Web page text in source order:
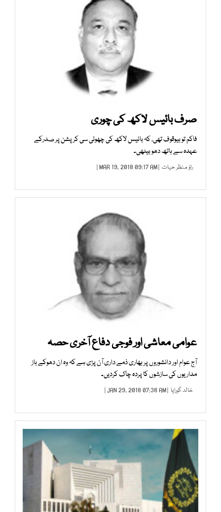
صرف بائیس لاکھ کی چوری
فاکم تو بیوقوف تھی، کہ بائیس لاکھ کی چھوٹی سی کرپشن پر صدرکے
عہدہ سے ہاتھ دھو بیٹھی۔
راؤ منظر حیات | MAR 19, 2018 09:17 AM |
عوامی معاشی اور فوجی دفاع آخری حصہ
آج عوام اور دانشوروں پر بھاری ذمے داری آن پڑی ہے کہ وہ ان دھوکے باز
مداریوں کی سازشوں کا پردہ چاک کردیں۔
خالد گورایا | JAN 29, 2018 07:38 AM |